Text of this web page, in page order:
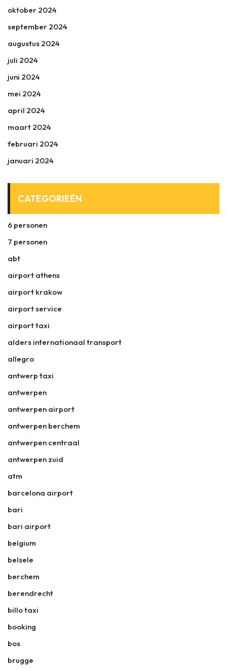
oktober 2024
september 2024
augustus 2024
juli 2024
juni 2024
mei 2024
april 2024
maart 2024
februari 2024
januari 2024
CATEGORIEËN
6 personen
7 personen
abt
airport athens
airport krakow
airport service
airport taxi
alders internationaal transport
allegro
antwerp taxi
antwerpen
antwerpen airport
antwerpen berchem
antwerpen centraal
antwerpen zuid
atm
barcelona airport
bari
bari airport
belgium
belsele
berchem
berendrecht
billo taxi
booking
bos
brugge